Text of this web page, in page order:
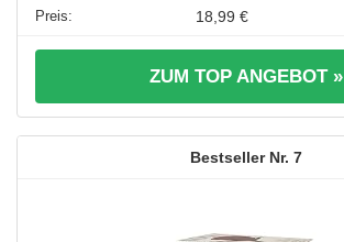
18,99 €
ZUM TOP ANGEBOT »
7